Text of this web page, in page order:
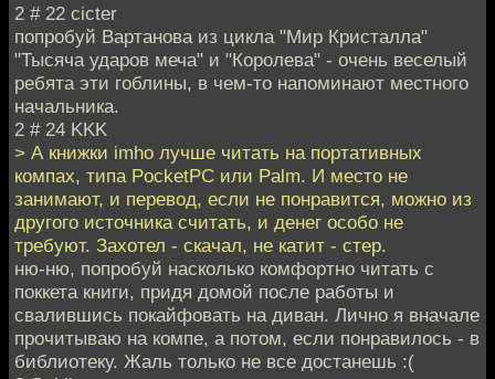
2 # 22 cicter
попробуй Вартанова из цикла "Мир Кристалла"
"Тысяча ударов меча" и "Королева" - очень веселый
ребята эти гоблины, в чем-то напоминают местного
начальника.
2 # 24 KKK
> А книжки imho лучше читать на портативных
компах, типа PocketPС или Palm. И место не
занимают, и перевод, если не понравится, можно из
другого источника считать, и денег особо не
требуют. Захотел - скачал, не катит - стер.
ню-ню, попробуй насколько комфортно читать с
поккета книги, придя домой после работы и
свалившись покайфовать на диван. Лично я вначале
прочитываю на компе, а потом, если понравилось - в
библиотеку. Жаль только не все достанешь :(